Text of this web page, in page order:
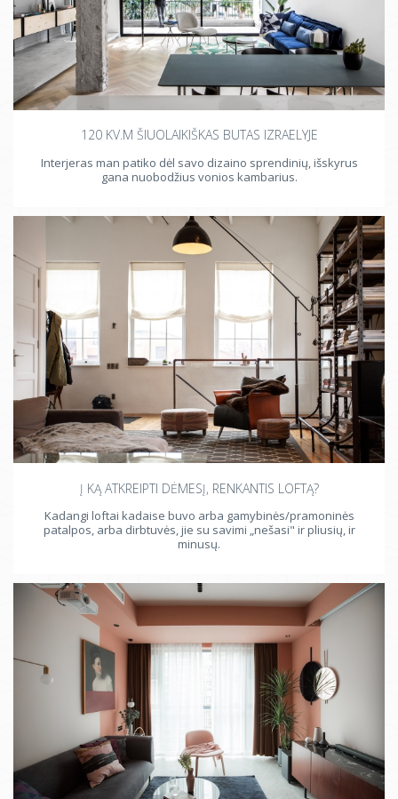
120 KV.M ŠIUOLAIKIŠKAS BUTAS IZRAELYJE
Interjeras man patiko dėl savo dizaino sprendinių, išskyrus
gana nuobodžius vonios kambarius.
Į KĄ ATKREIPTI DĖMESĮ, RENKANTIS LOFTĄ?
Kadangi loftai kadaise buvo arba gamybinės/pramoninės
patalpos, arba dirbtuvės, jie su savimi „nešasi" ir pliusių, ir
minusų.